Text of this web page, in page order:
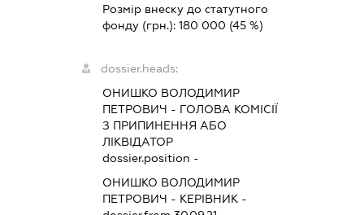
Розмір внеску до статутного
фонду (грн.):180 000 (45 %)
dossier.heads:
ОНИШКО ВОЛОДИМИР
ПЕТРОВИЧ - ГОЛОВА КОМІСІЇ
З ПРИПИНЕННЯ АБО
ЛІКВІДАТОР
dossier.position -
ОНИШКО ВОЛОДИМИР
ПЕТРОВИЧ - КЕРІВНИК -